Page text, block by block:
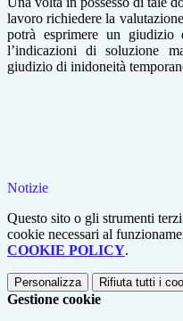
lavoro richiedere la
potrà esprimere un giudizio
l’indicazioni di soluzione
giudizio di inidoneità
Notizie
Questo sito o gli strumenti
cookie necessari al
COOKIE POLICY.
Personalizza Rifiuta tutti i
Gestione cookie